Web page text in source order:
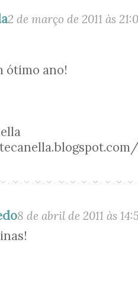
2 de março de 2011 às
ótimo ano!
8 de abril de 2011 às